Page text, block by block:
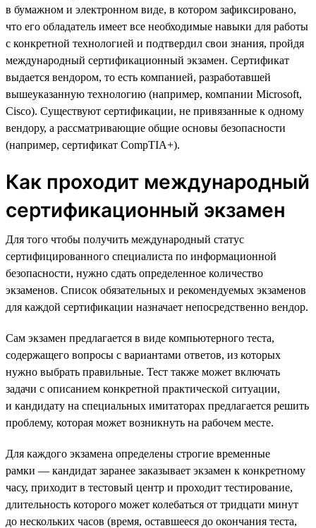
в бумажном и электронном виде, в котором зафиксировано,
что его обладатель имеет все необходимые навыки для работы
с конкретной технологией и подтвердил свои знания, пройдя
международный сертификационный экзамен. Сертификат
выдается вендором, то есть компанией, разработавшей
вышеуказанную технологию (например, компании Microsoft,
Cisco). Существуют сертификации, не привязанные к одному
вендору, а рассматривающие общие основы безопасности
(например, сертификат CompTIA+).
Как проходит международный
сертификационный экзамен
Для того чтобы получить международный статус
сертифицированного специалиста по информационной
безопасности, нужно сдать определенное количество
экзаменов. Список обязательных и рекомендуемых экзаменов
для каждой сертификации назначает непосредственно вендор.
Сам экзамен предлагается в виде компьютерного теста,
содержащего вопросы с вариантами ответов, из которых
нужно выбрать правильные. Тест также может включать
задачи с описанием конкретной практической ситуации,
и кандидату на специальных имитаторах предлагается решить
проблему, которая может возникнуть на рабочем месте.
Для каждого экзамена определены строгие временные
рамки — кандидат заранее заказывает экзамен к конкретному
часу, приходит в тестовый центр и проходит тестирование,
длительность которого может колебаться от тридцати минут
до нескольких часов (время, оставшееся до окончания теста,